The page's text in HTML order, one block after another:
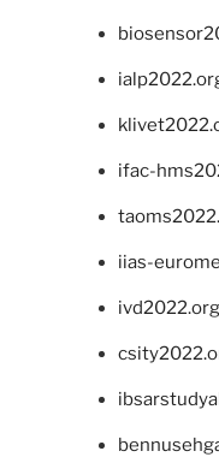
ifac-
iias-
ivd2022.org